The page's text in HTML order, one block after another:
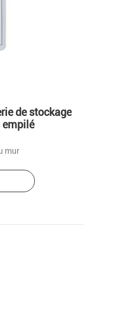
de stockage
empilé
mur